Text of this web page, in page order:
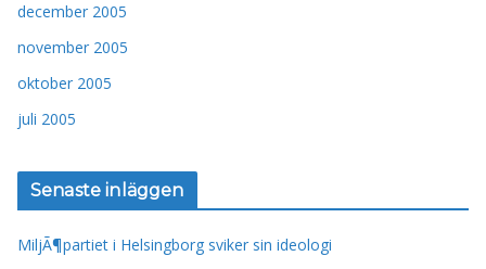
december 2005
november 2005
oktober 2005
juli 2005
Senaste inläggen
MiljÃ¶partiet i Helsingborg sviker sin ideologi